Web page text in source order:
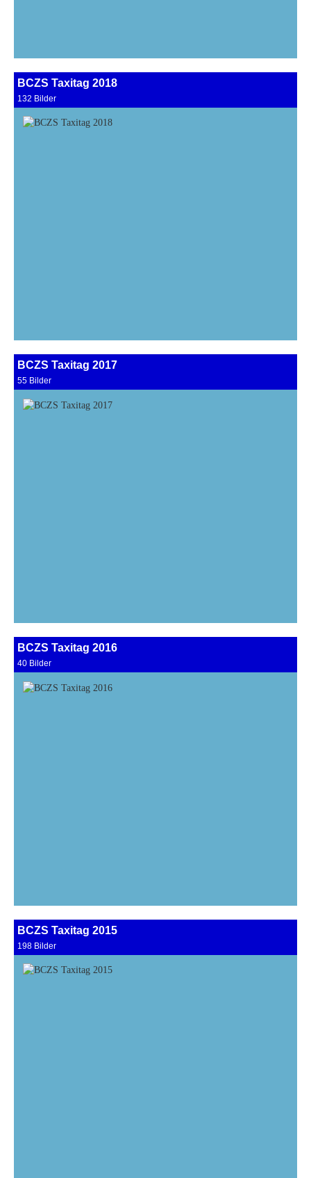
BCZS Taxitag 2018
132 Bilder
BCZS Taxitag 2017
55 Bilder
BCZS Taxitag 2016
40 Bilder
BCZS Taxitag 2015
198 Bilder